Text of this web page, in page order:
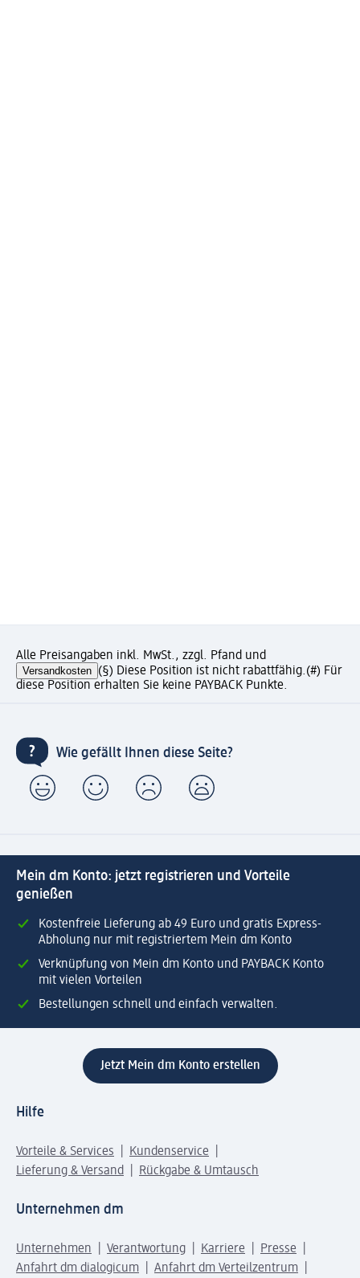
Alle Preisangaben inkl. MwSt., zzgl. Pfand und
Versandkosten (§) Diese Position ist nicht rabattfähig.(#) Für
diese Position erhalten Sie keine PAYBACK Punkte.
Wie gefällt Ihnen diese Seite?
Mein dm Konto: jetzt registrieren und Vorteile
genießen
Kostenfreie Lieferung ab 49 Euro und gratis Express-
Abholung nur mit registriertem Mein dm Konto
Verknüpfung von Mein dm Konto und PAYBACK Konto
mit vielen Vorteilen
Bestellungen schnell und einfach verwalten.
Jetzt Mein dm Konto erstellen
Hilfe
Vorteile & Services
Kundenservice
Lieferung & Versand
Rückgabe & Umtausch
Unternehmen dm
Unternehmen Verantwortung Karriere
Presse
Anfahrt dm dialogicum
Anfahrt dm Verteilzentrum